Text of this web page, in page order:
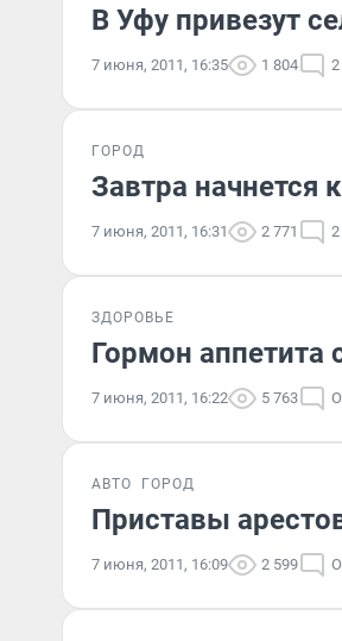
В Уфу привезут
7 июня, 2011, 16:35 1 804 2
ГОРОД
Завтра начнется
7 июня, 2011, 16:31 2 771 2
ЗДОРОВЬЕ
Гормон аппетита
7 июня, 2011, 16:22 5 763
АВТО ГОРОД
Приставы
7 июня, 2011, 16:09 2 599